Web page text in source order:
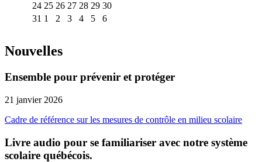
24 25 26 27 28 29 30
31 1 2 3 4 5 6
Nouvelles
Ensemble pour prévenir et protéger
21 janvier 2026
Cadre de référence sur les mesures de contrôle en milieu scolaire
Livre audio pour se familiariser avec notre système
scolaire québécois.